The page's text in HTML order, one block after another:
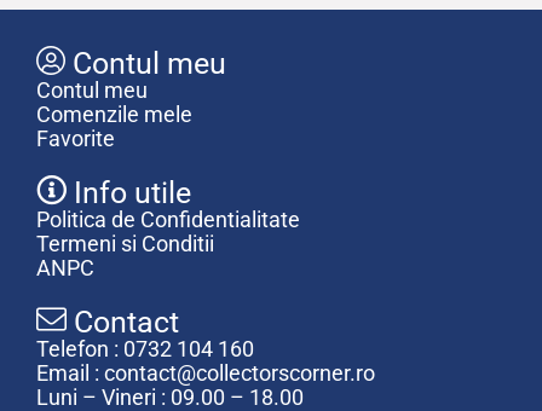
Contul meu
Contul meu
Comenzile mele
Favorite
Info utile
Politica de Confidentialitate
Termeni si Conditii
ANPC
Contact
Telefon : 0732 104 160
Email : contact@collectorscorner.ro
Luni – Vineri : 09.00 – 18.00